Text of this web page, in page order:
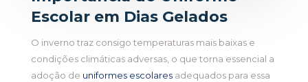
Escolar em Dias Gelados
O inverno traz consigo temperaturas mais baixas e
condições climáticas adversas, o que torna essencial a
adoção de uniformes escolaresadequados para essa